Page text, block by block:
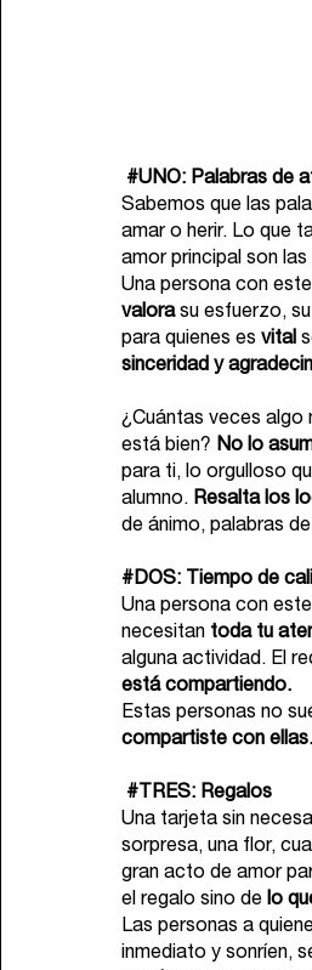
#UNO: Palabras de
Sabemos que las
amar o herir. Lo que
amor principal son
Una persona con
valora su esfuerzo,
para quienes es vital
sinceridad y
¿Cuántas veces algo
está bien? No lo
para ti, lo orgulloso
alumno. Resalta los
de ánimo, palabras
#DOS: Tiempo de
Una persona con
necesitan toda tu
alguna actividad. El
está compartiendo.
Estas personas no
compartiste con
#TRES: Regalos
Una tarjeta sin
sorpresa, una flor,
gran acto de amor
el regalo sino de lo
Las personas a
inmediato y sonríen,